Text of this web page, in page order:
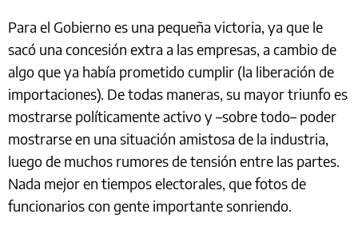
Para el Gobierno es una pequeña victoria, ya que le
sacó una concesión extra a las empresas, a cambio de
algo que ya había prometido cumplir (la liberación de
importaciones). De todas maneras, su mayor triunfo es
mostrarse políticamente activo y –sobre todo– poder
mostrarse en una situación amistosa de la industria,
luego de muchos rumores de tensión entre las partes.
Nada mejor en tiempos electorales, que fotos de
funcionarios con gente importante sonriendo.